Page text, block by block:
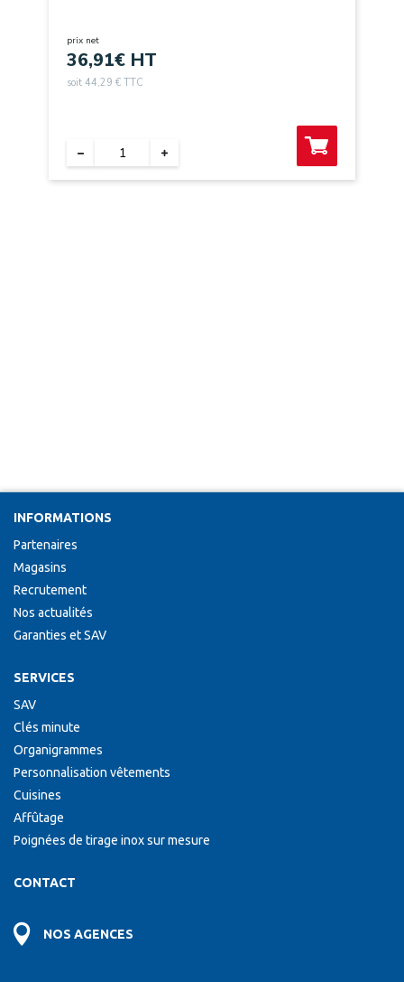
prix net
36,91€ HT
soit 44,29 € TTC
INFORMATIONS
Partenaires
Magasins
Recrutement
Nos actualités
Garanties et SAV
SERVICES
SAV
Clés minute
Organigrammes
Personnalisation vêtements
Cuisines
Affûtage
Poignées de tirage inox sur mesure
CONTACT
NOS AGENCES